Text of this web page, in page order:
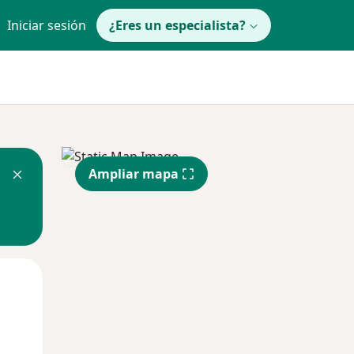
Iniciar sesión ¿Eres un especialista?
Ampliar mapa